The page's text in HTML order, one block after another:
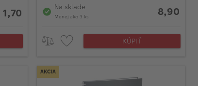
1,70
Na sklade
Menej ako 3 ks 8,90
KÚPIŤ
AKCIA